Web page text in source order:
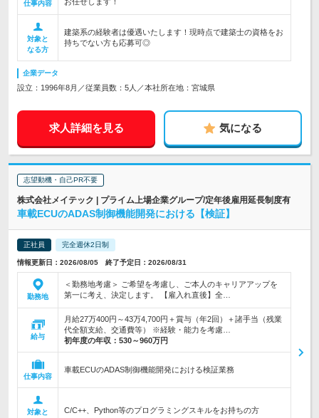
仕事内容
対象と
なる方
建築系の経験者は優遇いたします！現時点で建築士の資格をお
持ちでない方も応募可◎
企業データ
設立：1996年8月／従業員数：5人／本社所在地：宮城県
求人詳細を見る 気になる
志望動機・自己PR不要
株式会社メイテック | プライム上場企業グループ/定年後雇用延長制度有
車載ECUのADAS制御機能開発における【検証】
正社員 完全週休2日制
情報更新日：2026/08/05 終了予定日：2026/08/31
勤務地
＜勤務地考慮＞ ご希望を考慮し、ご本人のキャリアアップを
第一に考え、決定します。 【雇入れ直後】全…
給与
月給27万400円～43万4,700円＋賞与（年2回）＋諸手当（残業
代全額支給、交通費等） ※経験・能力を考慮…
初年度の年収： 530～960万円
仕事内容
車載ECUのADAS制御機能開発における検証業務
対象と
C/C++、Python等のプログラミングスキルをお持ちの方